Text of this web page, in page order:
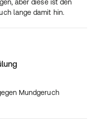
aber diese ist den
lange damit hin.
Mundgeruch